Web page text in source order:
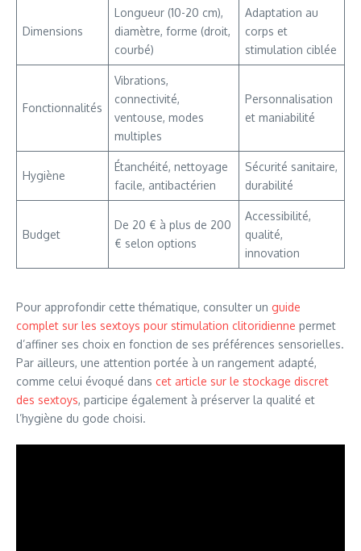
Dimensions
Longueur (10-20 cm),
diamètre, forme (droit,
courbé)
Adaptation au
corps et
stimulation ciblée
Fonctionnalités
Vibrations,
connectivité,
ventouse, modes
multiples
Personnalisation
et maniabilité
Hygiène
Étanchéité, nettoyage
facile, antibactérien
Sécurité sanitaire,
durabilité
Budget
De 20 € à plus de 200
€ selon options
Accessibilité,
qualité,
innovation
Pour approfondir cette thématique, consulter un guide
complet sur les sextoys pour stimulation clitoridienne permet
d’affiner ses choix en fonction de ses préférences sensorielles.
Par ailleurs, une attention portée à un rangement adapté,
comme celui évoqué dans cet article sur le stockage discret
des sextoys, participe également à préserver la qualité et
l’hygiène du gode choisi.